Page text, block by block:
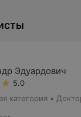
Эдуардович
5.0
категория •